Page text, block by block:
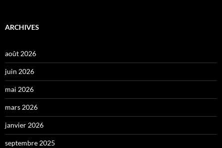
ARCHIVES
août 2026
juin 2026
mai 2026
mars 2026
janvier 2026
septembre 2025